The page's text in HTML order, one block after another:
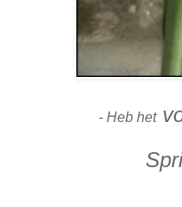
- Heb het